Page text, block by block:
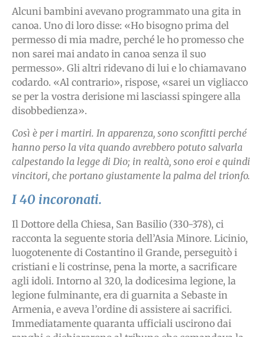
Alcuni bambini avevano programmato una gita in
canoa. Uno di loro disse: «Ho bisogno prima del
permesso di mia madre, perché le ho promesso che
non sarei mai andato in canoa senza il suo
permesso». Gli altri ridevano di lui e lo chiamavano
codardo. «Al contrario», rispose, «sarei un vigliacco
se per la vostra derisione mi lasciassi spingere alla
disobbedienza».
Così è per i martiri. In apparenza, sono sconfitti perché
hanno perso la vita quando avrebbero potuto salvarla
calpestando la legge di Dio; in realtà, sono eroi e quindi
vincitori, che portano giustamente la palma del trionfo.
I 40 incoronati.
Il Dottore della Chiesa, San Basilio (330-378), ci
racconta la seguente storia dell’Asia Minore. Licinio,
luogotenente di Costantino il Grande, perseguitò i
cristiani e li costrinse, pena la morte, a sacrificare
agli idoli. Intorno al 320, la dodicesima legione, la
legione fulminante, era di guarnita a Sebaste in
Armenia, e aveva l’ordine di assistere ai sacrifici.
Immediatamente quaranta ufficiali uscirono dai